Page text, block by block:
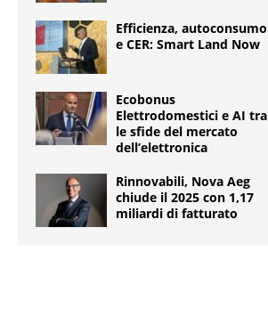
Efficienza, autoconsumo
e CER: Smart Land Now
Ecobonus
Elettrodomestici e AI tra
le sfide del mercato
dell’elettronica
Rinnovabili, Nova Aeg
chiude il 2025 con 1,17
miliardi di fatturato